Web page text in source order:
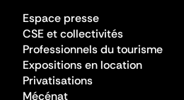
Espace presse
CSE et collectivités
Professionnels du tourisme
Expositions en location
Privatisations
Mécénat